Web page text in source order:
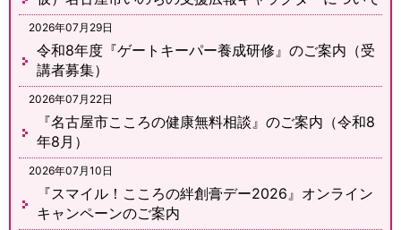
2026年07月29日
令和8年度『ゲートキーパー養成研修』のご案内（受
講者募集）
2026年07月22日
『名古屋市こころの健康無料相談』のご案内（令和8
年8月）
2026年07月10日
『スマイル！こころの絆創膏デー2026』オンライン
キャンペーンのご案内